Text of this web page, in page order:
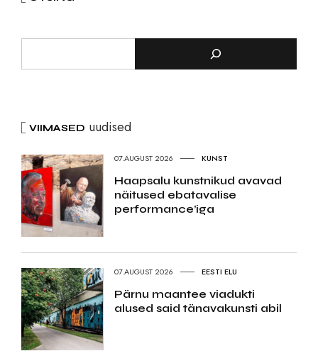
VIIMASED uudised
07.AUGUST 2026 KUNST
Haapsalu kunstnikud avavad
näitused ebatavalise
performance’iga
07.AUGUST 2026 EESTI ELU
Pärnu maantee viadukti
alused said tänavakunsti abil